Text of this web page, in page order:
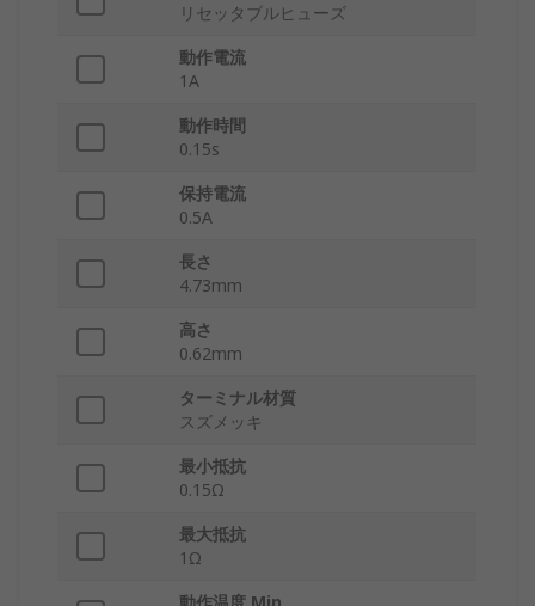
リセッタブルヒューズ
動作電流
1A
動作時間
0.15s
保持電流
0.5A
長さ
4.73mm
高さ
0.62mm
ターミナル材質
スズメッキ
最小抵抗
0.15Ω
最大抵抗
1Ω